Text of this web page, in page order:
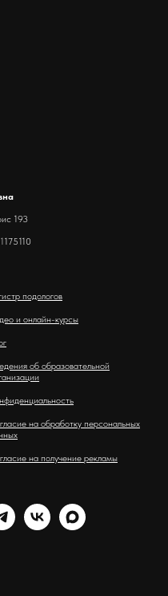
193
175110
подологов
и онлайн-курсы
об образовательной
на обработку персональных
на получение рекламы